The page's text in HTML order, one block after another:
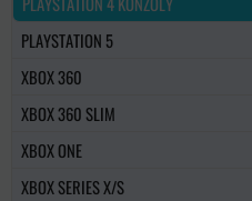
PLAYSTATION 5
XBOX 360
XBOX 360 SLIM
XBOX ONE
XBOX SERIES X/S